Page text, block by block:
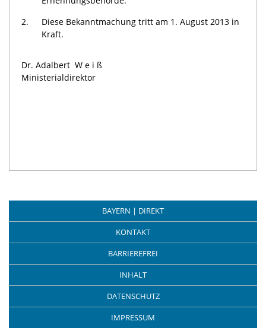
2.
Diese Bekanntmachung tritt am 1. August 2013 in
Kraft.
Dr. Adalbert Weiß
Ministerialdirektor
BAYERN | DIREKT
KONTAKT
BARRIEREFREI
INHALT
DATENSCHUTZ
IMPRESSUM